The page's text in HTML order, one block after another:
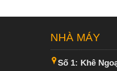
NHÀ MÁY
Số 1: Khê